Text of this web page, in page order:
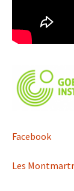
Facebook
Les